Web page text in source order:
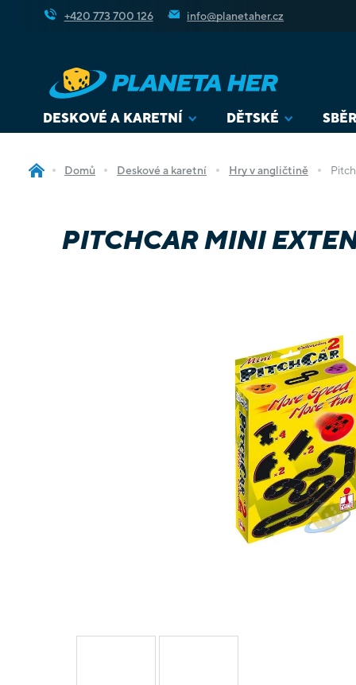
+420 773 700 126 info@planetaher.cz
DESKOVÉ A KARETNÍ DĚTSKÉ
Domů Deskové a karetní Hry v angličtině
PITCHCAR MINI